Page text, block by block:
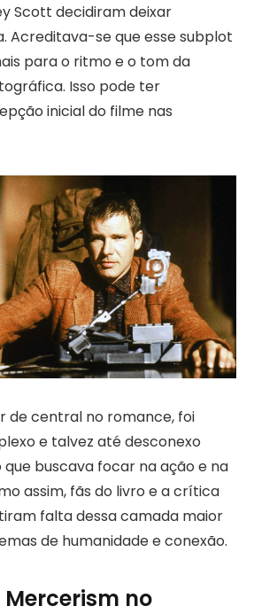
Scott decidiram deixar
Acreditava-se que esse subplot
para o ritmo e o tom da
Isso pode ter
inicial do filme nas
de central no romance, foi
e talvez até desconexo
buscava focar na ação e na
assim, fãs do livro e a crítica
falta dessa camada maior
de humanidade e conexão.
no